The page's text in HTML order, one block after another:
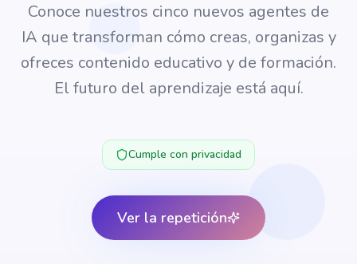
Conoce nuestros cinco nuevos agentes de
IA que transforman cómo creas, organizas y
ofreces contenido educativo y de formación.
El futuro del aprendizaje está aquí.
Cumple con privacidad
Ver la repetición